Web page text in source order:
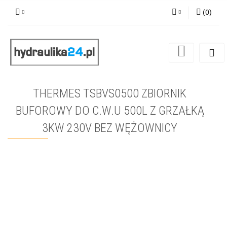
Zarejestruj się
(0)
THERMES TSBVS0500 ZBIORNIK
BUFOROWY DO C.W.U 500L Z GRZAŁKĄ
3KW 230V BEZ WĘŻOWNICY